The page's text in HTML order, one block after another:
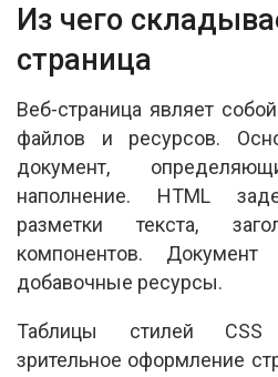
Из чего
страница
Веб-страница являет
файлов и ресурсов.
документ,
наполнение. HTML
разметки текста,
компонентов.
добавочные ресурсы.
Таблицы стилей CSS
зрительное оформление